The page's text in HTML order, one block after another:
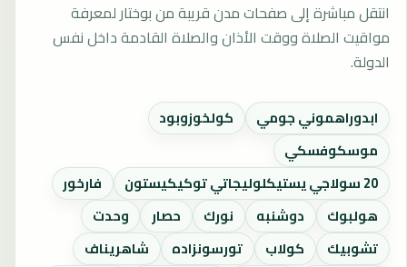
انتقل مباشرة إلى صفحات مدن قريبة من بوختار لمعرفة
مواقيت الصلاة ووقت الأذان والصلاة القادمة داخل نفس
الدولة.
ابدوراهموني جومي
كولخوزوبود
موسكوفسكي
20 سولاجي يستيكلوليجاتي توكيكيستون
فارخور
هولبوك
دوشنبه نورك حصار
وحدت
تشوبيك
كولاب تورسونزاده
شاهريناف